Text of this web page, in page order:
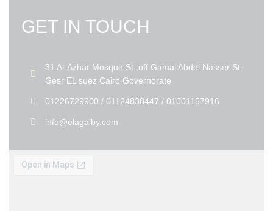
GET IN TOUCH
31 Al-Azhar Mosque St, off Gamal Abdel Nasser St,
Gesr EL suez Cairo Governorate
01226729900 / 01124838447 / 01001157916
info@elagaiby.com